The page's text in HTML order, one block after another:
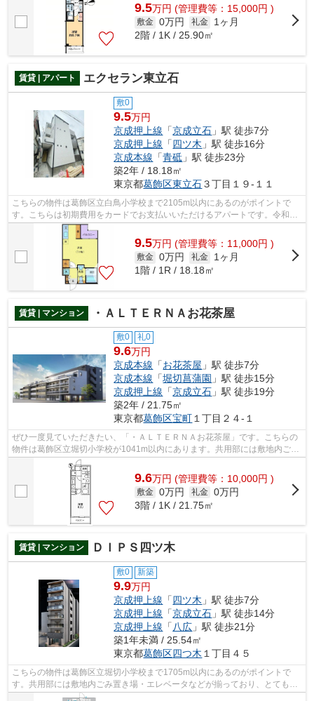
9.5万円 (管理費等：15,000円 )
敷金 0万円 礼金
1ヶ月
2階 / 1K / 25.90㎡
賃貸 | アパート エクセラン東立石
敷0
9.5万円
京成押上線 「京成立石 」駅 徒歩7分
京成押上線 「四ツ木 」駅 徒歩16分
京成本線 「青砥 」駅 徒歩23分
築2年 / 18.18㎡
東京都葛飾区東立石３丁目１９-１１
こちらの物件は葛飾区立白鳥小学校まで2105m以内にあるのがポイントで
す。こちらは初期費用をカードでお支払いいただけるアパートです。令和5
年11月完成、まだまだ新しい築浅物件。こ...
9.5万円 (管理費等：11,000円 )
敷金 0万円 礼金
1ヶ月
1階 / 1R / 18.18㎡
賃貸 | マンション ・ＡＬＴＥＲＮＡお花茶屋
敷0 礼0
9.6万円
京成本線 「お花茶屋 」駅 徒歩7分
京成本線 「堀切菖蒲園 」駅 徒歩15分
京成押上線 「京成立石 」駅 徒歩19分
築2年 / 21.75㎡
東京都葛飾区宝町１丁目２４-１
ぜひ一度見ていただきたい、「・ＡＬＴＥＲＮＡお花茶屋」です。こちらの
物件は葛飾区立堀切小学校が1041m以内にあります。共用部には敷地内ごみ
置き場・エレベータ2基など様々な設備...
9.6万円 (管理費等：10,000円 )
敷金 0万円 礼金 0万円
3階 / 1K / 21.75㎡
賃貸 | マンション ＤＩＰＳ四ツ木
敷0 新築
9.9万円
京成押上線 「四ツ木 」駅 徒歩7分
京成押上線 「京成立石 」駅 徒歩14分
京成押上線 「八広 」駅 徒歩21分
築1年未満 / 25.54㎡
東京都葛飾区四つ木 １丁目４５
こちらの物件は葛飾区立堀切小学校まで1705m以内にあるのがポイントで
す。共用部には敷地内ごみ置き場・エレベータなどが揃っており、とても充
実しています。こちらの物件はマンション...